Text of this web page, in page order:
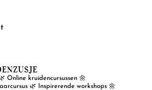
Online kruidencursussen🌼
🌿 Inspirerende workshops🌼